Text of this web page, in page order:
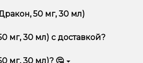
качеством, удобством
50 мг, 30 мл)
и быструю доставку.
мг, 30 мл) с доставкой?
мг, 30 мл)? 🤔